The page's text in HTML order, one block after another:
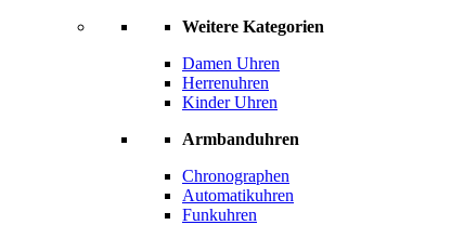
Weitere Kategorien
Damen Uhren
Herrenuhren
Kinder Uhren
Armbanduhren
Chronographen
Automatikuhren
Funkuhren